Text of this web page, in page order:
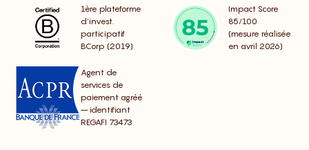
1ère plateforme
d’invest.
participatif
BCorp (2019)
Impact Score
85/100
(mesure réalisée
en avril 2026)
Agent de
services de
paiement agréé
– identifiant
REGAFI 73473